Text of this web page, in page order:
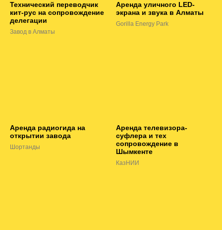
Технический переводчик
кит-рус на сопровождение
делегации
Завод в Алматы
Аренда уличного LED-
экрана и звука в Алматы
Gorilla Energy Park
Аренда радиогида на
открытии завода
Шортанды
Аренда телевизора-
суфлера и тех
сопровождение в
Шымкенте
КазНИИ